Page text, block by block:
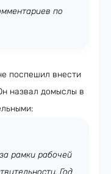
по
поспешил внести
назвал домыслы в
рамки рабочей
Год